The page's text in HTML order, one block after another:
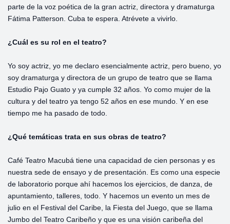
parte de la voz poética de la gran actriz, directora y dramaturga
Fátima Patterson. Cuba te espera. Atrévete a vivirlo.
¿Cuál es su rol en el teatro?
Yo soy actriz, yo me declaro esencialmente actriz, pero bueno, yo
soy dramaturga y directora de un grupo de teatro que se llama
Estudio Pajo Guato y ya cumple 32 años. Yo como mujer de la
cultura y del teatro ya tengo 52 años en ese mundo. Y en ese
tiempo me ha pasado de todo.
¿Qué temáticas trata en sus obras de teatro?
Café Teatro Macubá tiene una capacidad de cien personas y es
nuestra sede de ensayo y de presentación. Es como una especie
de laboratorio porque ahí hacemos los ejercicios, de danza, de
apuntamiento, talleres, todo. Y hacemos un evento un mes de
julio en el Festival del Caribe, la Fiesta del Juego, que se llama
Jumbo del Teatro Caribeño y que es una visión caribeña del